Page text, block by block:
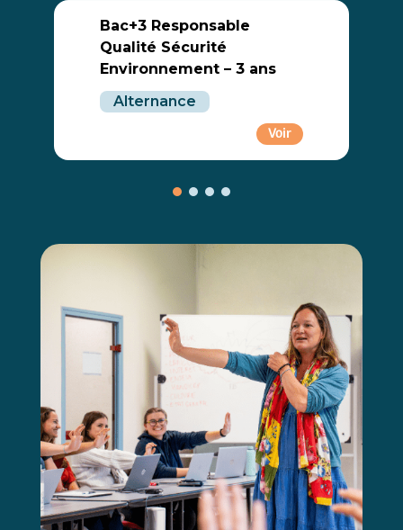
Bac+3 Responsable
Qualité Sécurité
Environnement – 3 ans
Alternance
Voir